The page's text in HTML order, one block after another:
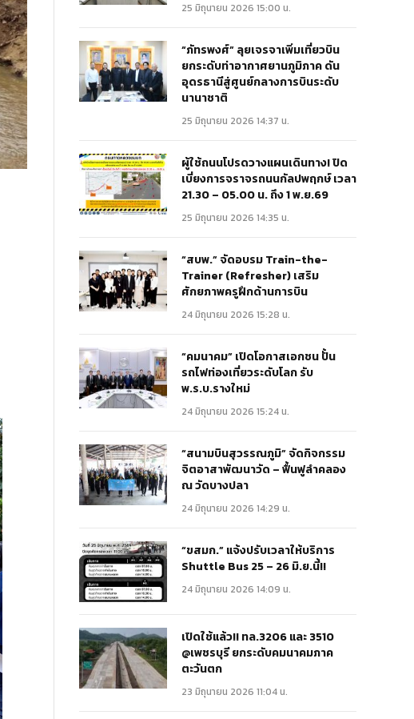
25 มิถุนายน 2026 15:00 น.
“ภัทรพงศ์” ลุยเจรจาเพิ่มเที่ยวบิน
ยกระดับท่าอากาศยานภูมิภาค ดัน
อุดรธานีสู่ศูนย์กลางการบินระดับ
นานาชาติ
25 มิถุนายน 2026 14:37 น.
ผู้ใช้ถนนโปรดวางแผนเดินทาง! ปิด
เบี่ยงการจราจรถนนกัลปพฤกษ์ เวลา
21.30 – 05.00 น. ถึง 1 พ.ย.69
25 มิถุนายน 2026 14:35 น.
“สบพ.” จัดอบรม Train-the-
Trainer (Refresher) เสริม
ศักยภาพครูฝึกด้านการบิน
24 มิถุนายน 2026 15:28 น.
“คมนาคม” เปิดโอกาสเอกชน ปั้น
รถไฟท่องเที่ยวระดับโลก รับ
พ.ร.บ.รางใหม่
24 มิถุนายน 2026 15:24 น.
“สนามบินสุวรรณภูมิ” จัดกิจกรรม
จิตอาสาพัฒนาวัด – ฟื้นฟูลำคลอง
ณ วัดบางปลา
24 มิถุนายน 2026 14:29 น.
“ขสมก.” แจ้งปรับเวลาให้บริการ
Shuttle Bus 25 – 26 มิ.ย.นี้!!
24 มิถุนายน 2026 14:09 น.
เปิดใช้แล้ว!! ทล.3206 และ 3510
@เพชรบุรี ยกระดับคมนาคมภาค
ตะวันตก
23 มิถุนายน 2026 11:04 น.